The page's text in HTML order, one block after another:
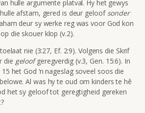
hulle argumente platval. Hy het gewys
afstam, gered is deur geloof sonder
deur sy werke reg was voor God kon
die skouer klop (v.2).
nie (3:27, Ef. 2:9). Volgens die Skrif
die geloofgeregverdig (v.3, Gen. 15:6). In
het God ‘n nageslag soveel soos die
Al was hy te oud om kinders te hê
het sy geloof tot geregtigheid gereken